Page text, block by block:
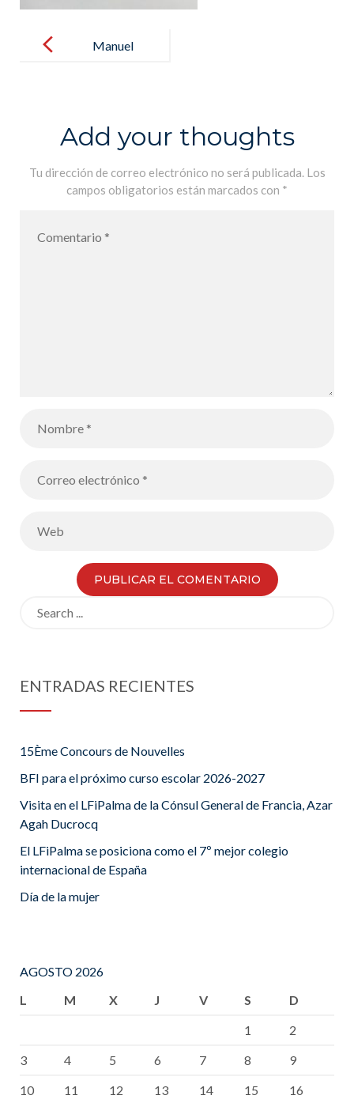
navigation
Manuel
Add your thoughts
Tu dirección de correo electrónico no será publicada. Los
campos obligatorios están marcados con *
ENTRADAS RECIENTES
15Ème Concours de Nouvelles
BFI para el próximo curso escolar 2026-2027
Visita en el LFiPalma de la Cónsul General de Francia, Azar
Agah Ducrocq
El LFiPalma se posiciona como el 7º mejor colegio
internacional de España
Día de la mujer
AGOSTO 2026
L
M X J V S
D
1
2
3
4 5 6 7 8
9
10
11 12 13 14 15 16